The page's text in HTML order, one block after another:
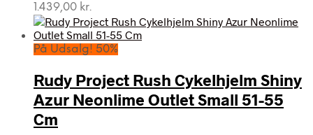
1.439,00 kr.
På Udsalg! 50%
Rudy Project Rush Cykelhjelm Shiny
Azur Neonlime Outlet Small 51-55
Cm